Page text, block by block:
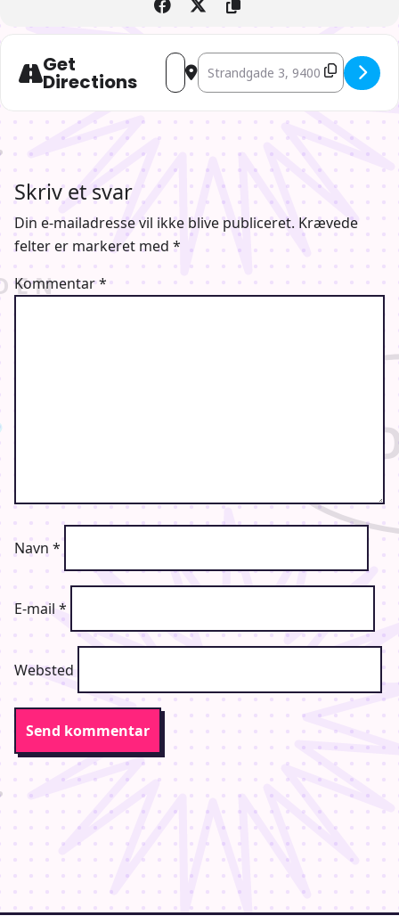
Get
Directions
Address - Anime Kita: Anime Aften 19/
Destination Address - Anime
Skriv et svar
Din e-mailadresse vil ikke blive publiceret. Krævede
felter er markeret med *
Kommentar*
Navn *
E-mail *
Websted